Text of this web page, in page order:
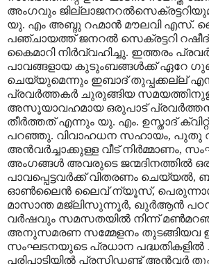
അംഗവും
യു. എം അബ്ദു റഹ്മാന്‍ മൗലവി എസ്.
പഞ്ചായത്ത് ജനറൽ സെക്രട്ടറി
കൈമാറി നിര്‍വ്വഹിച്ചു. ഇത്തരം
പാവങ്ങളായ കുടുംബങ്ങള്‍ക്ക് ഏറേ
ചെയ്യുമെന്നും ഇബാദ് തുപ്പക്കല്ല്
പ്രവര്‍ത്തകര്‍ ചുരുങ്ങിയ
അസൂയാവഹമായ ഒരുപാട്
തീര്‍ത്തത് എന്നും യു. എം. ഉസ്താദ്
പറഞ്ഞു. വിവാഹധന സഹായം, പുതു
അന്‍വര്‍ച്ചാക്കുള്ള വീട് നിർമ്മാണം,
അംഗങ്ങൾ അവരുടെ ജന്മദിനത്തില്‍
പാവപ്പെട്ടവർക്ക് വിതരണം ചെയ്യൽ,
ഓണ്‍ലൈന്‍ ലൈവ് ന്യൂസ്, പെരുന്നാള്‍
മാസാന്ത മജ്‌ലിസുന്നൂര്‍, ഖുര്‍ആന്‍
വർഷവും സമസതയില്‍ നിന്ന്
അനുസമരണ സമ്മേളനം
സംഘടനയുടെ പ്രധാന പദ്ധതികളിൽ
പരിപാടിയിൽ പ്രസിഡണ്ട് അൻവർ